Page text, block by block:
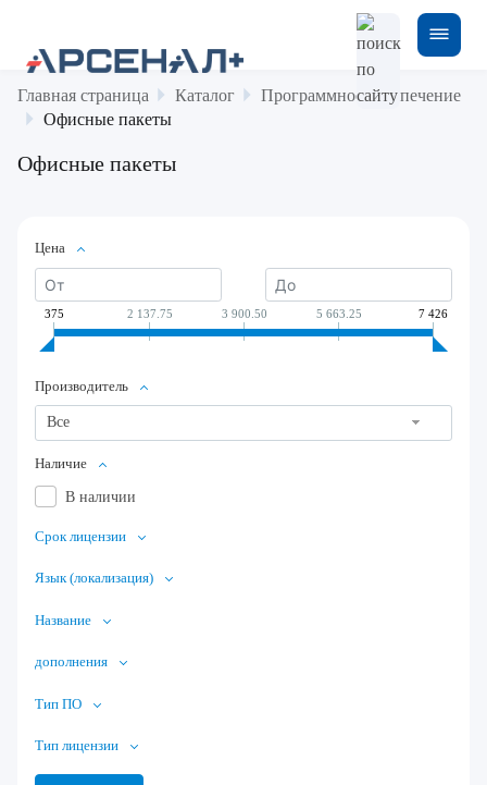
Главная страница Каталог
Программное обеспечение
Офисные пакеты
Офисные пакеты
Цена
375 2 137.75 3 900.50 5 663.25 7 426
Производитель
Все
Наличие
В наличии
Срок лицензии
Язык (локализация)
Название
дополнения
Тип ПО
Тип лицензии